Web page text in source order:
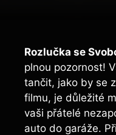
Rozlučka se
plnou pozornost!
tančit, jako⁣ by se
filmu, je důležité
vaši přátelé
auto do garáže.